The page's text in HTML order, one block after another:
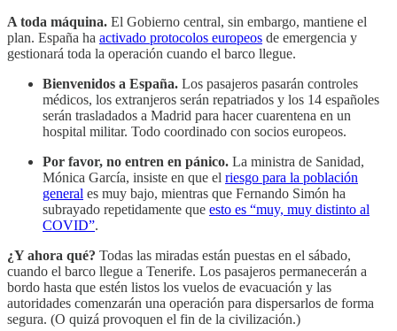
A toda máquina. El Gobierno central, sin embargo, mantiene el
plan. España ha activado protocolos europeos de emergencia y
gestionará toda la operación cuando el barco llegue.
Bienvenidos a España. Los pasajeros pasarán controles
médicos, los extranjeros serán repatriados y los 14 españoles
serán trasladados a Madrid para hacer cuarentena en un
hospital militar. Todo coordinado con socios europeos.
Por favor, no entren en pánico. La ministra de Sanidad,
Mónica García, insiste en que el riesgo para la población
general es muy bajo, mientras que Fernando Simón ha
subrayado repetidamente que esto es “muy, muy distinto al
COVID”.
¿Y ahora qué? Todas las miradas están puestas en el sábado,
cuando el barco llegue a Tenerife. Los pasajeros permanecerán a
bordo hasta que estén listos los vuelos de evacuación y las
autoridades comenzarán una operación para dispersarlos de forma
segura. (O quizá provoquen el fin de la civilización.)